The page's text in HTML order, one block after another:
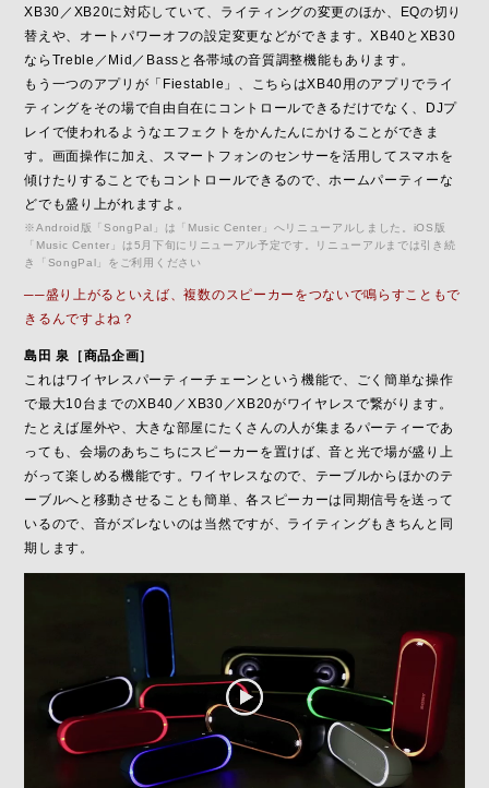
XB30／XB20に対応していて、ライティングの変更のほか、EQの切り
替えや、オートパワーオフの設定変更などができます。XB40とXB30
ならTreble／Mid／Bassと各帯域の音質調整機能もあります。
もう一つのアプリが「Fiestable」、こちらはXB40用のアプリでライ
ティングをその場で自由自在にコントロールできるだけでなく、DJプ
レイで使われるようなエフェクトをかんたんにかけることができま
す。画面操作に加え、スマートフォンのセンサーを活用してスマホを
傾けたりすることでもコントロールできるので、ホームパーティーな
どでも盛り上がれますよ。
※Android版「SongPal」は「Music Center」へリニューアルしました。iOS版
「Music Center」は5月下旬にリニューアル予定です。リニューアルまでは引き続
き「SongPal」をご利用ください
──盛り上がるといえば、複数のスピーカーをつないで鳴らすこともで
きるんですよね？
島田 泉［商品企画］
これはワイヤレスパーティーチェーンという機能で、ごく簡単な操作
で最大10台までのXB40／XB30／XB20がワイヤレスで繋がります。
たとえば屋外や、大きな部屋にたくさんの人が集まるパーティーであ
っても、会場のあちこちにスピーカーを置けば、音と光で場が盛り上
がって楽しめる機能です。ワイヤレスなので、テーブルからほかのテ
ーブルへと移動させることも簡単、各スピーカーは同期信号を送って
いるので、音がズレないのは当然ですが、ライティングもきちんと同
期します。